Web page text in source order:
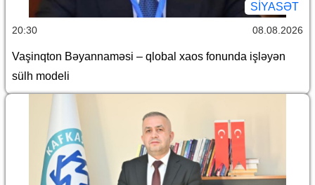
SİYASƏT
20:30 08.08.2026
Vaşinqton Bəyannaməsi – qlobal xaos fonunda işləyən
sülh modeli